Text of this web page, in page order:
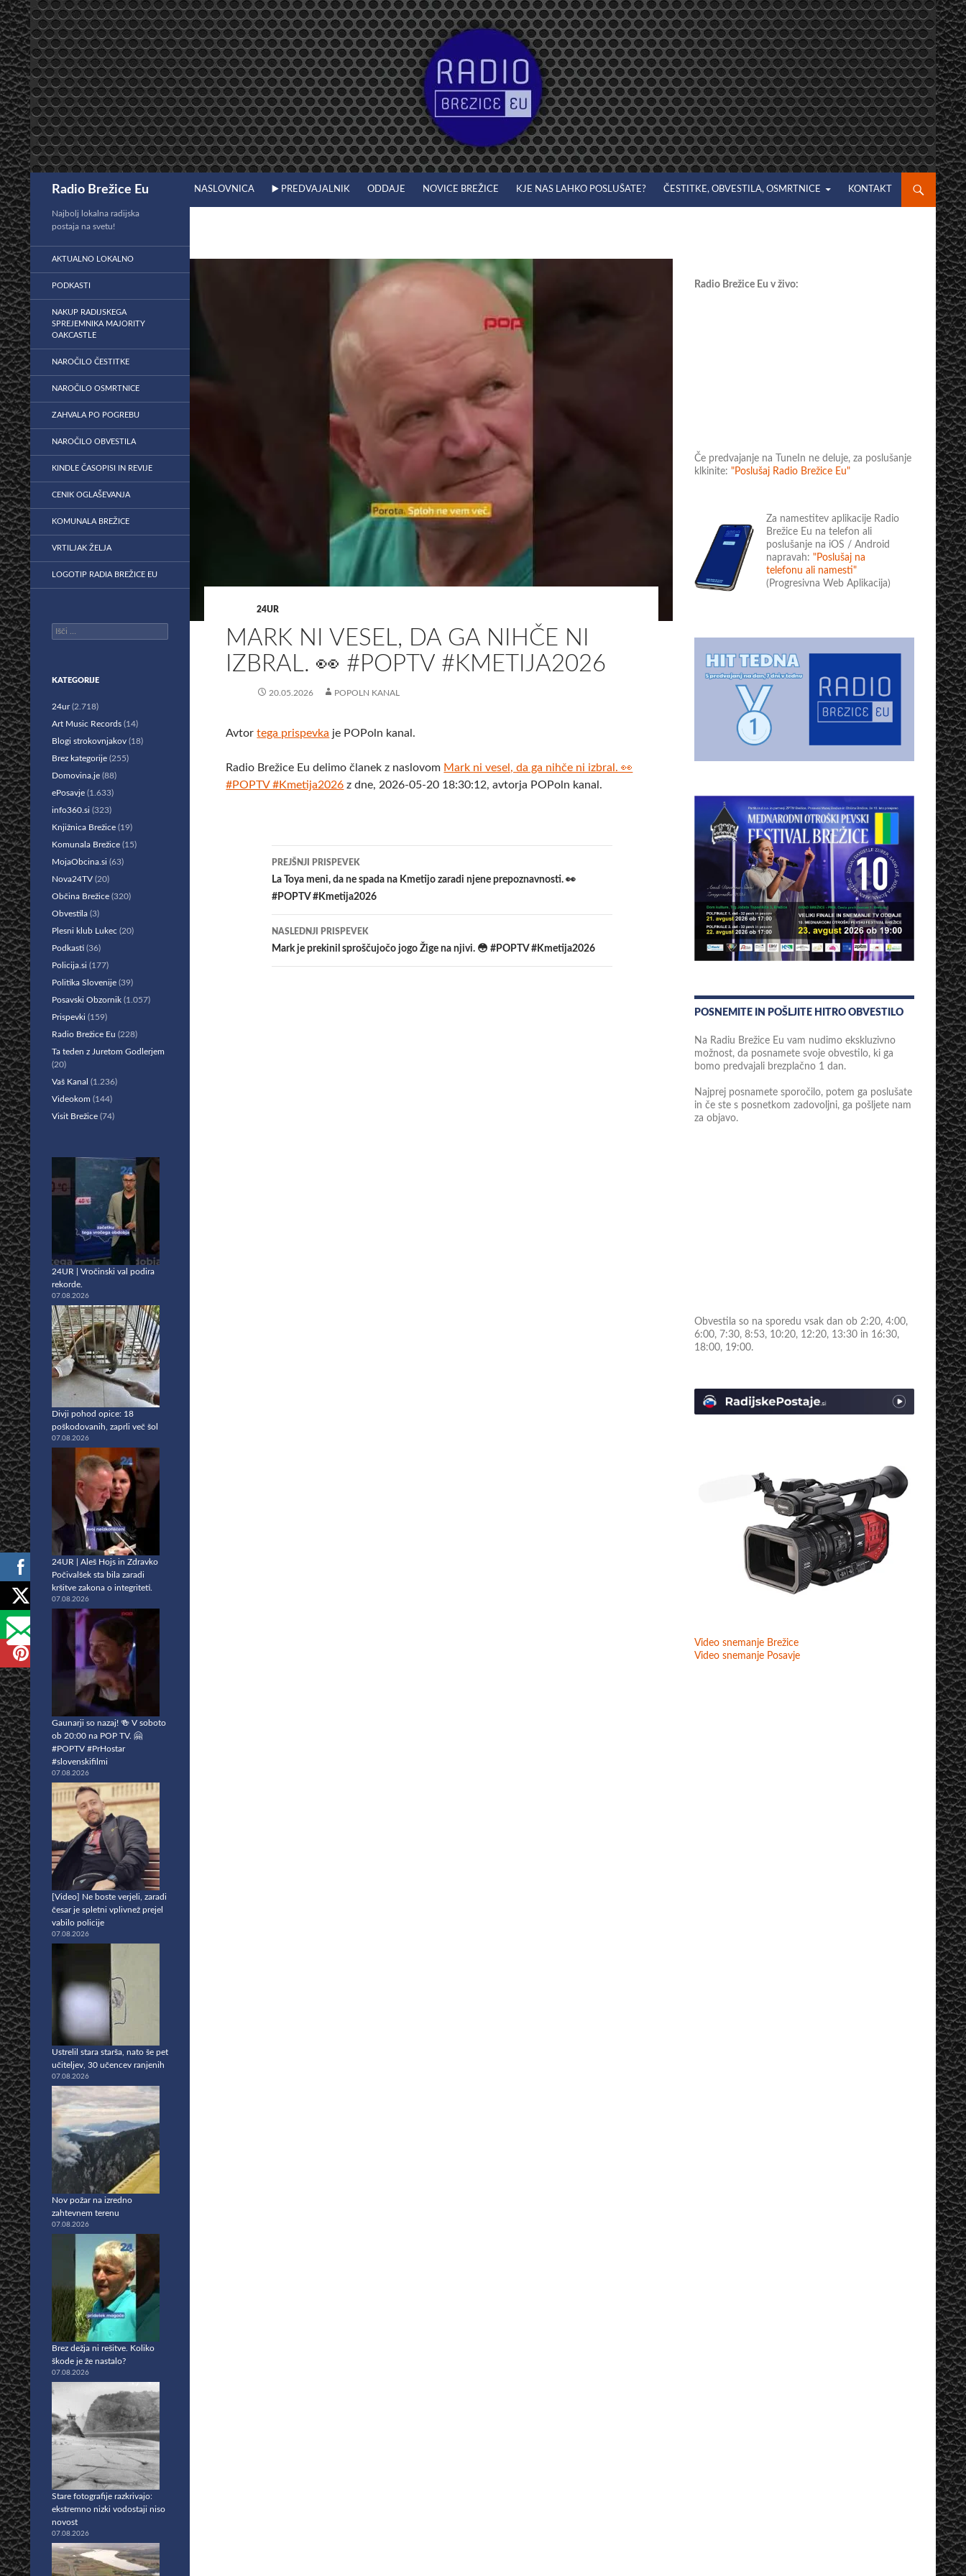
Preskoči
na
vsebino
Radio Brežice Eu NASLOVNICA ▶️ PREDVAJALNIK ODDAJE NOVICE BREŽICE KJE NAS LAHKO POSLUŠATE? ČESTITKE, OBVESTILA, OSMRTNICE KONTAKT
24UR
MARK NI VESEL, DA GA NIHČE NI
IZBRAL. 👀 #POPTV #KMETIJA2026
20.05.2026 POPOLN KANAL
Avtortega prispevka je POPoln kanal.
Radio Brežice Eu delimo članek z naslovom Mark ni vesel, da ga nihče ni izbral. 👀
#POPTV #Kmetija2026 z dne, 2026-05-20 18:30:12, avtorja POPoln kanal.
Krmarjenje
po
prispevkih
PREJŠNJI PRISPEVEK
La Toya meni, da ne spada na Kmetijo zaradi njene prepoznavnosti. 👀
#POPTV #Kmetija2026
NASLEDNJI PRISPEVEK
Mark je prekinil sproščujočo jogo Žige na njivi. 😳 #POPTV #Kmetija2026
Radio Brežice Eu v živo:
Če predvajanje na TuneIn ne deluje, za poslušanje
klkinite: "Poslušaj Radio Brežice Eu"
Za namestitev aplikacije Radio
Brežice Eu na telefon ali
poslušanje na iOS / Android
napravah: "Poslušaj na
telefonu ali namesti"
(Progresivna Web Aplikacija)
POSNEMITE IN POŠLJITE HITRO OBVESTILO
Na Radiu Brežice Eu vam nudimo ekskluzivno
možnost, da posnamete svoje obvestilo, ki ga
bomo predvajali brezplačno 1 dan.
Najprej posnamete sporočilo, potem ga poslušate
in če ste s posnetkom zadovoljni, ga pošljete nam
za objavo.
Obvestila so na sporedu vsak dan ob 2:20, 4:00,
6:00, 7:30, 8:53, 10:20, 12:20, 13:30 in 16:30,
18:00, 19:00.
Video snemanje Brežice
Video snemanje Posavje
Najbolj lokalna radijska
postaja na svetu!
AKTUALNO LOKALNO
PODKASTI
NAKUP RADIJSKEGA
SPREJEMNIKA MAJORITY
OAKCASTLE
NAROČILO ČESTITKE
NAROČILO OSMRTNICE
ZAHVALA PO POGREBU
NAROČILO OBVESTILA
KINDLE ČASOPISI IN REVIJE
CENIK OGLAŠEVANJA
KOMUNALA BREŽICE
VRTILJAK ŽELJA
LOGOTIP RADIA BREŽICE EU
Išči:
KATEGORIJE
24ur(2.718)
Art Music Records (14)
Blogi strokovnjakov (18)
Brez kategorije (255)
Domovina.je (88)
ePosavje (1.633)
info360.si (323)
Knjižnica Brežice (19)
Komunala Brežice (15)
MojaObcina.si (63)
Nova24TV (20)
Občina Brežice (320)
Obvestila (3)
Plesni klub Lukec (20)
Podkasti (36)
Policija.si (177)
Politika Slovenije (39)
Posavski Obzornik (1.057)
Prispevki (159)
Radio Brežice Eu (228)
Ta teden z Juretom Godlerjem
(20)
Vaš Kanal (1.236)
Videokom (144)
Visit Brežice (74)
24UR | Vročinski val podira
rekorde.
07.08.2026
Divji pohod opice: 18
poškodovanih, zaprli več šol
07.08.2026
24UR | Aleš Hojs in Zdravko
Počivalšek sta bila zaradi
kršitve zakona o integriteti.
07.08.2026
Gaunarji so nazaj! 🍻 V soboto
ob 20:00 na POP TV. 🤗
#POPTV #PrHostar
#slovenskifilmi
07.08.2026
[Video] Ne boste verjeli, zaradi
česar je spletni vplivnež prejel
vabilo policije
07.08.2026
Ustrelil stara starša, nato še pet
učiteljev, 30 učencev ranjenih
07.08.2026
Nov požar na izredno
zahtevnem terenu
07.08.2026
Brez dežja ni rešitve. Koliko
škode je že nastalo?
07.08.2026
Stare fotografije razkrivajo:
ekstremno nizki vodostaji niso
novost
07.08.2026